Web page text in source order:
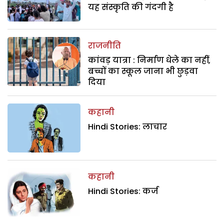
यह संस्कृति की गंदगी है
राजनीति
कांवड़ यात्रा : निर्माण धेले का नहीं,
बच्चों का स्कूल जाना भी छुड़वा
दिया
कहानी
Hindi Stories: लाचार
कहानी
Hindi Stories: कर्ज